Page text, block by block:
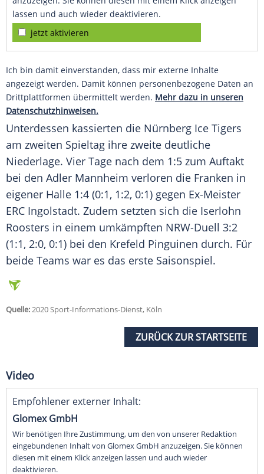
lassen und auch wieder deaktivieren.
jetzt aktivieren
Ich bin damit einverstanden, dass mir externe Inhalte
angezeigt werden. Damit können personenbezogene Daten an
Drittplattformen übermittelt werden. Mehr dazu in unseren
Datenschutzhinweisen.
Unterdessen kassierten die Nürnberg Ice Tigers
am zweiten Spieltag ihre zweite deutliche
Niederlage. Vier Tage nach dem 1:5 zum Auftakt
bei den Adler Mannheim verloren die Franken in
eigener Halle 1:4 (0:1, 1:2, 0:1) gegen Ex-Meister
ERC Ingolstadt. Zudem setzten sich die Iserlohn
Roosters in einem umkämpften NRW-Duell 3:2
(1:1, 2:0, 0:1) bei den Krefeld Pinguinen durch. Für
beide Teams war es das erste Saisonspiel.
Quelle:2020 Sport-Informations-Dienst, Köln
ZURÜCK ZUR STARTSEITE
Video
Empfohlener externer Inhalt:
Glomex GmbH
Wir benötigen Ihre Zustimmung, um den von unserer Redaktion
eingebundenen Inhalt von Glomex GmbH anzuzeigen. Sie können
diesen mit einem Klick anzeigen lassen und auch wieder
deaktivieren.